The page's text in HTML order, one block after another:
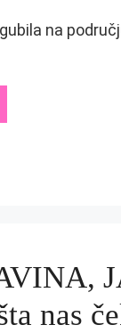
na
nas